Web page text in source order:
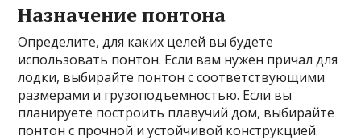
Назначение понтона
Определите, для каких целей вы будете
использовать понтон. Если вам нужен причал для
лодки, выбирайте понтон с соответствующими
размерами и грузоподъемностью. Если вы
планируете построить плавучий дом, выбирайте
понтон с прочной и устойчивой конструкцией.